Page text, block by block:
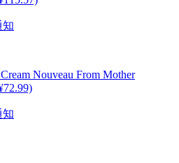
知
Nouveau From Mother
知